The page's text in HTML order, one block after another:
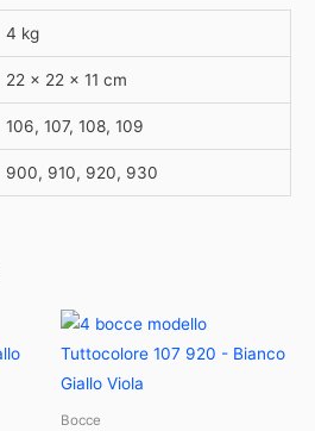
4 kg
22 × 22 × 11 cm
106, 107, 108, 109
900, 910, 920, 930
Bocce